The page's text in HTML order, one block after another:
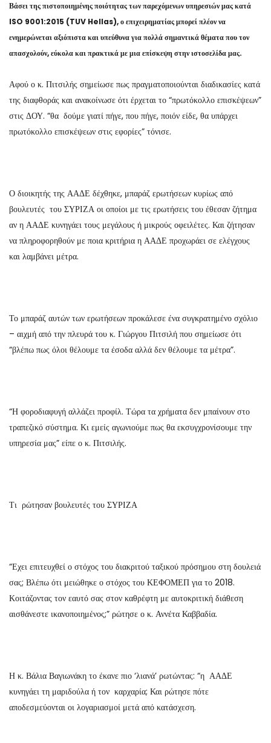
Βάσει της πιστοποιημένης ποιότητας των παρεχόμενων υπηρεσιών μας κατά
ISO 9001:2015 (TUV Hellas), ο επιχειρηματίας μπορεί πλέον να
ενημερώνεται αξιόπιστα και υπεύθυνα για πολλά σημαντικά θέματα που τον
απασχολούν, εύκολα και πρακτικά με μια επίσκεψη στην ιστοσελίδα μας.
Αφού ο κ. Πιτσιλής σημείωσε πως πραγματοποιούνται διαδικασίες κατά
της διαφθοράς και ανακοίνωσε ότι έρχεται το “πρωτόκολλο επισκέψεων”
στις ΔΟΥ. “θα δούμε γιατί πήγε, που πήγε, ποιόν είδε, θα υπάρχει
πρωτόκολλο επισκέψεων στις εφορίες” τόνισε.
Ο διοικητής της ΑΑΔΕ δέχθηκε, μπαράζ ερωτήσεων κυρίως από
βουλευτές του ΣΥΡΙΖΑ οι οποίοι με τις ερωτήσεις του έθεσαν ζήτημα
αν η ΑΑΔΕ κυνηγάει τους μεγάλους ή μικρούς οφειλέτες. Και ζήτησαν
να πληροφορηθούν με ποια κριτήρια η ΑΑΔΕ προχωράει σε ελέγχους
και λαμβάνει μέτρα.
Το μπαράζ αυτών των ερωτήσεων προκάλεσε ένα συγκρατημένο σχόλιο
– αιχμή από την πλευρά του κ. Γιώργου Πιτσιλή που σημείωσε ότι
“βλέπω πως όλοι θέλουμε τα έσοδα αλλά δεν θέλουμε τα μέτρα”.
“Η φοροδιαφυγή αλλάζει προφίλ. Τώρα τα χρήματα δεν μπαίνουν στο
τραπεζικό σύστημα. Κι εμείς αγωνιούμε πως θα εκσυγχρονίσουμε την
υπηρεσία μας” είπε ο κ. Πιτσιλής.
Τι ρώτησαν βουλευτές του ΣΥΡΙΖΑ
“Εχει επιτευχθεί ο στόχος του διακριτού ταξικού πρόσημου στη δουλειά
σας; Βλέπω ότι μειώθηκε ο στόχος του ΚΕΦΟΜΕΠ για το 2018.
Κοιτάζοντας τον εαυτό σας στον καθρέφτη με αυτοκριτική διάθεση
αισθάνεστε ικανοποιημένος;” ρώτησε ο κ. Αννέτα Καββαδία.
Η κ. Βάλια Βαγιωνάκη το έκανε πιο ‘λιανά’ ρωτώντας: “η ΑΑΔΕ
κυνηγάει τη μαριδούλα ή τον καρχαρία; Και ρώτησε πότε
αποδεσμεύονται οι λογαριασμοί μετά από κατάσχεση.